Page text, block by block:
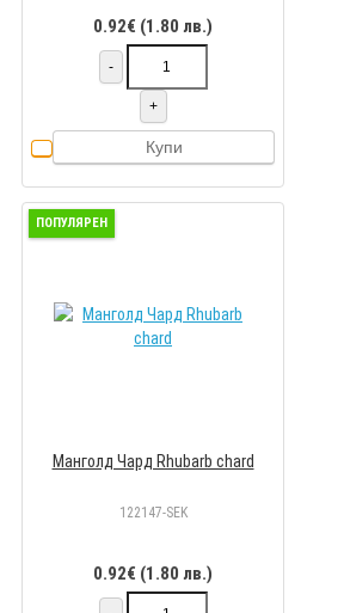
0.92€ (1.80 лв.)
-
+
Купи
ПОПУЛЯРЕН
Манголд Чард Rhubarb chard
122147-SEK
0.92€ (1.80 лв.)